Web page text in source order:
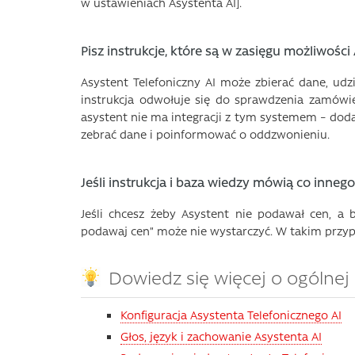
Pisz instrukcje, które są w zasięgu
Asystent Telefoniczny AI może zbierać dane,
instrukcja odwołuje się do sprawdzenia
asystent nie ma integracji z tym systemem –
zebrać dane i poinformować o oddzwonieniu.
Jeśli instrukcja i baza wiedzy mówią co
Jeśli chcesz żeby Asystent nie podawał cen, a
podawaj cen” może nie wystarczyć. W takim
Dowiedz się więcej o
Konfiguracja Asystenta Telefonicznego AI
Głos, język i zachowanie Asystenta AI